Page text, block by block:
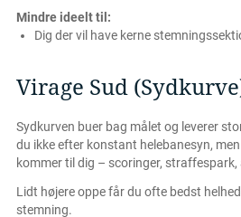
Mindre ideelt til:
Dig der vil have kerne
Virage Sud
Sydkurven buer bag målet og leverer
du ikke efter konstant helebanesyn,
kommer til dig – scoringer,
Lidt højere oppe får du ofte bedst
stemning.